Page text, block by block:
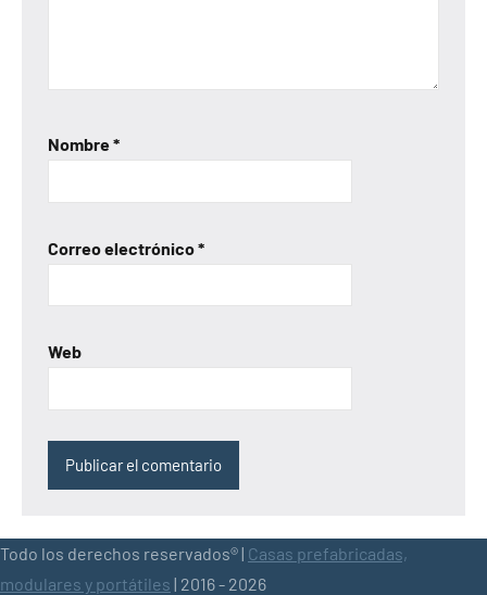
Nombre*
Correo electrónico*
Web
Todo los derechos reservados® | Casas prefabricadas,
modulares y portátiles | 2016 - 2026